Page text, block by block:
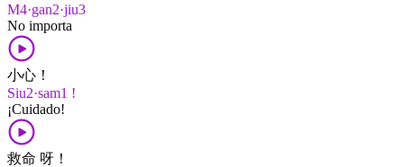
M4·gan2·jiu3
No importa
小心！
Siu2·sam1 !
¡Cuidado!
救命 呀！